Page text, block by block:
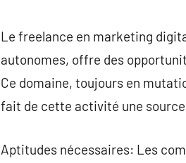
Le freelance en marketing
autonomes, offre des
Ce domaine, toujours en
fait de cette activité une
Aptitudes nécessaires: Les